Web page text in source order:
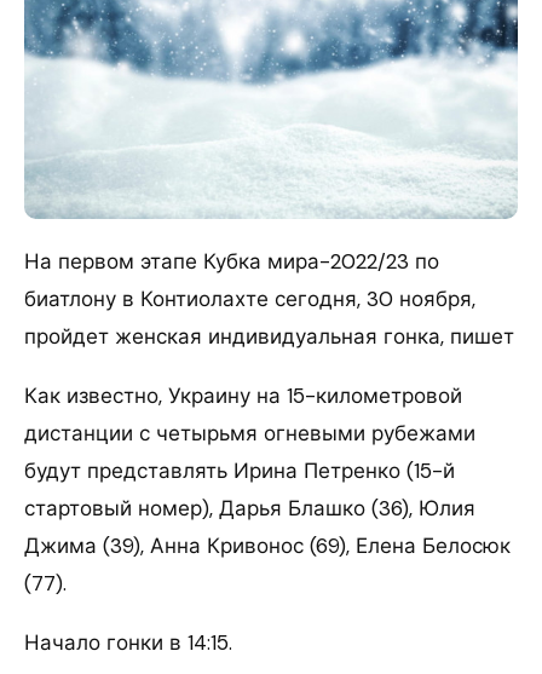
На первом этапе Кубка мира-2022/23 по
биатлону в Контиолахте сегодня, 30 ноября,
пройдет женская индивидуальная гонка, пишет
Как известно, Украину на 15-километровой
дистанции с четырьмя огневыми рубежами
будут представлять Ирина Петренко (15-й
стартовый номер), Дарья Блашко (36), Юлия
Джима (39), Анна Кривонос (69), Елена Белосюк
(77).
Начало гонки в 14:15.